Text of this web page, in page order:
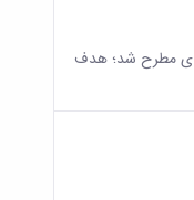
مطرح شد؛ هدف